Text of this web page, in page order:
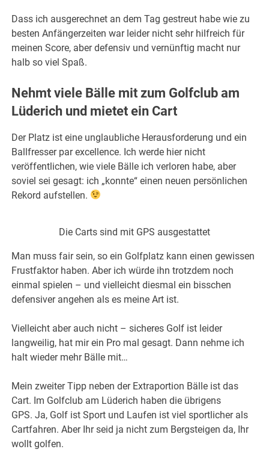
Dass ich ausgerechnet an dem Tag gestreut habe wie zu
besten Anfängerzeiten war leider nicht sehr hilfreich für
meinen Score, aber defensiv und vernünftig macht nur
halb so viel Spaß.
Nehmt viele Bälle mit zum Golfclub am
Lüderich und mietet ein Cart
Der Platz ist eine unglaubliche Herausforderung und ein
Ballfresser par excellence. Ich werde hier nicht
veröffentlichen, wie viele Bälle ich verloren habe, aber
soviel sei gesagt: ich „konnte“ einen neuen persönlichen
Rekord aufstellen.
Die Carts sind mit GPS ausgestattet
Man muss fair sein, so ein Golfplatz kann einen gewissen
Frustfaktor haben. Aber ich würde ihn trotzdem noch
einmal spielen – und vielleicht diesmal ein bisschen
defensiver angehen als es meine Art ist.
Vielleicht aber auch nicht – sicheres Golf ist leider
langweilig, hat mir ein Pro mal gesagt. Dann nehme ich
halt wieder mehr Bälle mit…
Mein zweiter Tipp neben der Extraportion Bälle ist das
Cart. Im Golfclub am Lüderich haben die übrigens
GPS. Ja, Golf ist Sport und Laufen ist viel sportlicher als
Cartfahren. Aber Ihr seid ja nicht zum Bergsteigen da, Ihr
wollt golfen.